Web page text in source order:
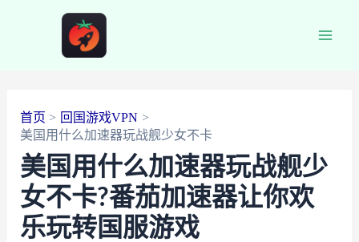
首页
回国游戏VPN
美国用什么加速器玩战舰少女不卡
美国用什么加速器玩战舰少
女不卡?番茄加速器让你欢
乐玩转国服游戏